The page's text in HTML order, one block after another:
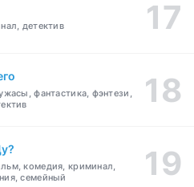
детектив
фантастика, фэнтези,
комедия, криминал,
семейный